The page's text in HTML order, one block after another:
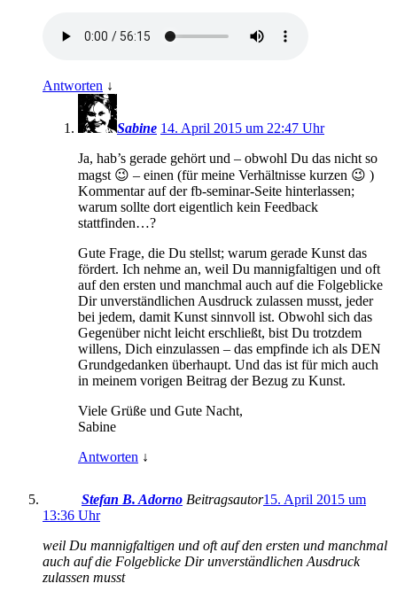
Antworten ↓
Sabine 14. April 2015 um 22:47 Uhr
Ja, hab’s gerade gehört und – obwohl Du das nicht so
magst 😉 – einen (für meine Verhältnisse kurzen 😉 )
Kommentar auf der fb-seminar-Seite hinterlassen;
warum sollte dort eigentlich kein Feedback
stattfinden…?
Gute Frage, die Du stellst; warum gerade Kunst das
fördert. Ich nehme an, weil Du mannigfaltigen und oft
auf den ersten und manchmal auch auf die Folgeblicke
Dir unverständlichen Ausdruck zulassen musst, jeder
bei jedem, damit Kunst sinnvoll ist. Obwohl sich das
Gegenüber nicht leicht erschließt, bist Du trotzdem
willens, Dich einzulassen – das empfinde ich als DEN
Grundgedanken überhaupt. Und das ist für mich auch
in meinem vorigen Beitrag der Bezug zu Kunst.
Viele Grüße und Gute Nacht,
Sabine
Antworten ↓
Stefan B. Adorno Beitragsautor15. April 2015 um
13:36 Uhr
weil Du mannigfaltigen und oft auf den ersten und manchmal
auch auf die Folgeblicke Dir unverständlichen Ausdruck
zulassen musst